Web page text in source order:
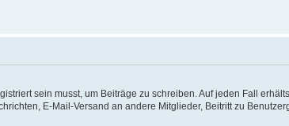
sein musst, um Beiträge zu schreiben. Auf jeden Fall
E-Mail-Versand an andere Mitglieder, Beitritt zu